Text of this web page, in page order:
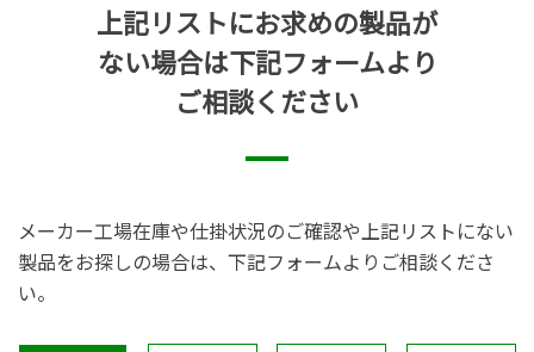
上記リストにお求めの製品が
ない場合は下記フォームより
ご相談ください
メーカー工場在庫や仕掛状況のご確認や上記リストにない
製品をお探しの場合は、下記フォームよりご相談くださ
い。